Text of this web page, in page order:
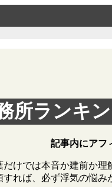
所ランキ
記事内にアフ
けでは本音か建前か
れば、必ず浮気の悩